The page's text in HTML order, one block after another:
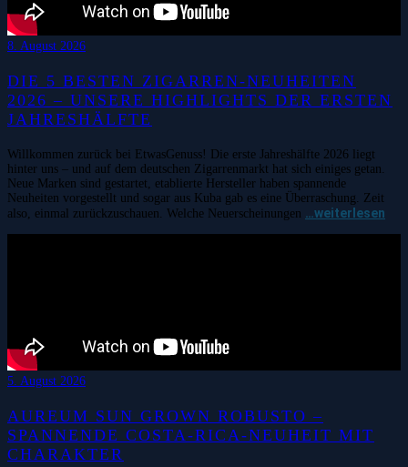
8. August 2026
DIE 5 BESTEN ZIGARREN-NEUHEITEN
2026 – UNSERE HIGHLIGHTS DER ERSTEN
JAHRESHÄLFTE
Willkommen zurück bei EtwasGenuss! Die erste Jahreshälfte 2026 liegt
hinter uns – und auf dem deutschen Zigarrenmarkt hat sich einiges getan.
Neue Marken sind gestartet, etablierte Hersteller haben spannende
Neuheiten vorgestellt und sogar aus Kuba gab es eine Überraschung. Zeit
also, einmal zurückzuschauen. Welche Neuerscheinungen …weiterlesen
5. August 2026
AUREUM SUN GROWN ROBUSTO –
SPANNENDE COSTA-RICA-NEUHEIT MIT
CHARAKTER